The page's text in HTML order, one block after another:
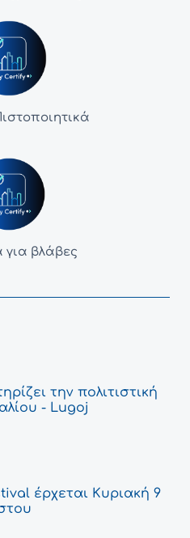
για βλάβες
την πολιτιστική
- Lugoj
έρχεται Κυριακή 9